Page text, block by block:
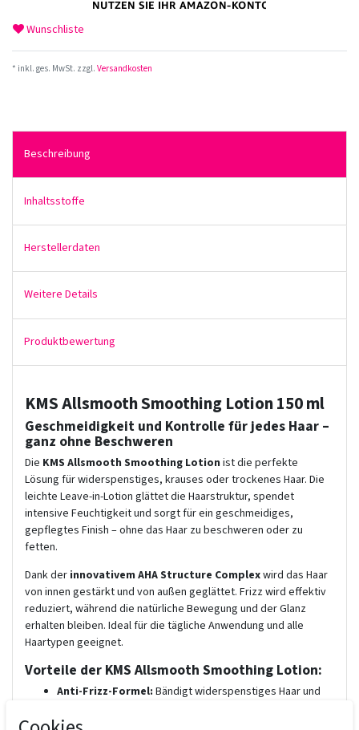
Wunschliste
* inkl. ges. MwSt. zzgl. Versandkosten
Beschreibung
Inhaltsstoffe
Herstellerdaten
Weitere Details
Produktbewertung
KMS Allsmooth Smoothing Lotion 150 ml
Geschmeidigkeit und Kontrolle für jedes Haar –
ganz ohne Beschweren
Die KMS Allsmooth Smoothing Lotion ist die perfekte
Lösung für widerspenstiges, krauses oder trockenes Haar. Die
leichte Leave-in-Lotion glättet die Haarstruktur, spendet
intensive Feuchtigkeit und sorgt für ein geschmeidiges,
gepflegtes Finish – ohne das Haar zu beschweren oder zu
fetten.
Dank der innovativem AHA Structure Complexwird das Haar
von innen gestärkt und von außen geglättet. Frizz wird effektiv
reduziert, während die natürliche Bewegung und der Glanz
erhalten bleiben. Ideal für die tägliche Anwendung und alle
Haartypen geeignet.
Vorteile der KMS Allsmooth Smoothing Lotion:
Anti-Frizz-Formel: Bändigt widerspenstiges Haar und
Intensive Pflege: